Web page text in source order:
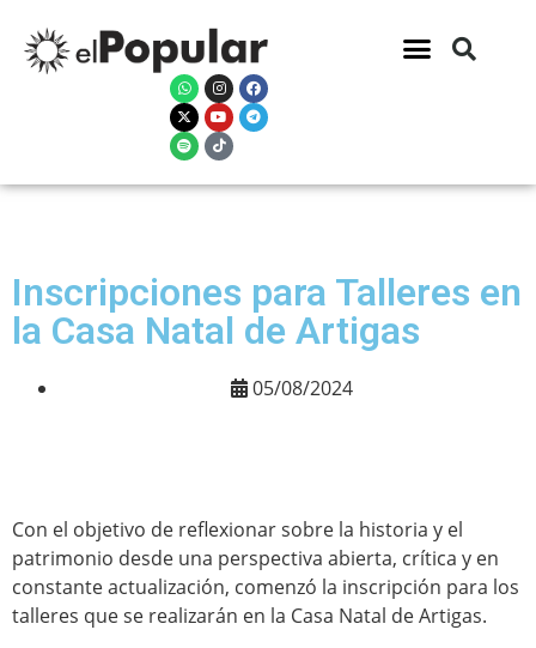
Inscripciones para Talleres en
la Casa Natal de Artigas
05/08/2024
Con el objetivo de reflexionar sobre la historia y el
patrimonio desde una perspectiva abierta, crítica y en
constante actualización, comenzó la inscripción para los
talleres que se realizarán en la Casa Natal de Artigas.